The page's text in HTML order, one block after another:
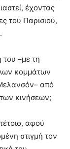
έχοντας
του Παρισιού,
του –με τη
κομμάτων
από
των κινήσεων;
αφού
στιγμή τον